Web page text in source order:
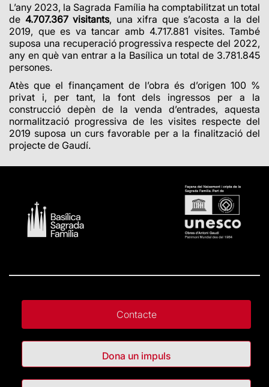
L’any 2023, la Sagrada Família ha comptabilitzat un total
de 4.707.367 visitants, una xifra que s’acosta a la del
2019, que es va tancar amb 4.717.881 visites. També
suposa una recuperació progressiva respecte del 2022,
any en què van entrar a la Basílica un total de 3.781.845
persones.
Atès que el finançament de l’obra és d’origen 100 %
privat i, per tant, la font dels ingressos per a la
construcció depèn de la venda d’entrades, aquesta
normalització progressiva de les visites respecte del
2019 suposa un curs favorable per a la finalització del
projecte de Gaudí.
Contacte
Dona un impuls